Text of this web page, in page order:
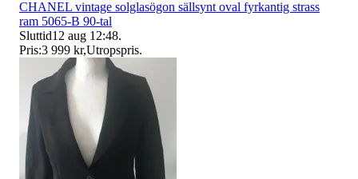
CHANEL vintage solglasögon sällsynt oval fyrkantig strass
ram 5065-B 90-tal
Sluttid12 aug 12:48.
Pris:3 999 kr,Utropspris.